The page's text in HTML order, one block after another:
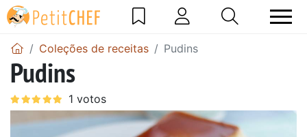
Coleções de receitas Pudins
Pudins